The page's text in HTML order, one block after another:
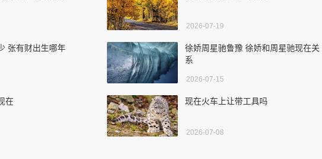
2026-07-19
张有财出生哪年
徐娇周星驰鲁豫 徐娇和周星驰现在关
系
2026-07-15
在 现在火车上让带工具吗
2026-07-08